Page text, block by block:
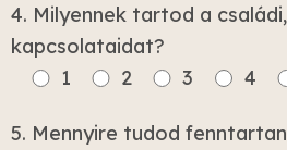
4. Milyennek tartod a
kapcsolataidat?
1
2 3 4
5. Mennyire tudod